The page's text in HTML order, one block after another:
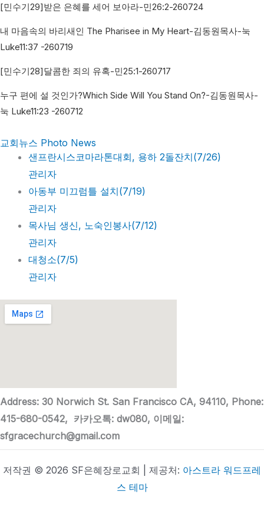
[민수기29]받은 은혜를 세어 보아라-민26:2-260724
내 마음속의 바리새인 The Pharisee in My Heart-김동원목사-눅
Luke11:37 -260719
[민수기28]달콤한 죄의 유혹-민25:1-260717
누구 편에 설 것인가?Which Side Will You Stand On?-김동원목사-
눅 Luke11:23 -260712
교회뉴스 Photo News
샌프란시스코마라톤대회, 용하 2돌잔치(7/26)
관리자
아동부 미끄럼틀 설치(7/19)
관리자
목사님 생신, 노숙인봉사(7/12)
관리자
대청소(7/5)
관리자
Address: 30 Norwich St. San Francisco CA, 94110, Phone:
415-680-0542, 카카오톡: dw080, 이메일:
sfgracechurch@gmail.com
저작권 © 2026 SF은혜장로교회 | 제공처: 아스트라 워드프레
스 테마